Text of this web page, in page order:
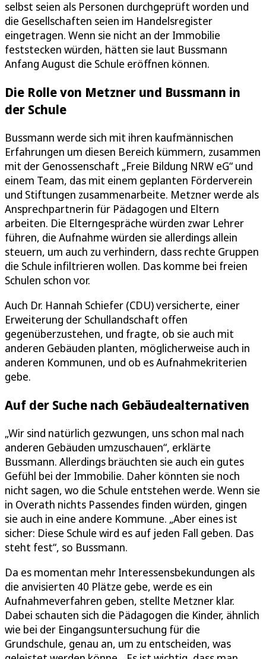
selbst seien als Personen durchgeprüft worden und
die Gesellschaften seien im Handelsregister
eingetragen. Wenn sie nicht an der Immobilie
feststecken würden, hätten sie laut Bussmann
Anfang August die Schule eröffnen können.
Die Rolle von Metzner und Bussmann in
der Schule
Bussmann werde sich mit ihren kaufmännischen
Erfahrungen um diesen Bereich kümmern, zusammen
mit der Genossenschaft „Freie Bildung NRW eG“ und
einem Team, das mit einem geplanten Förderverein
und Stiftungen zusammenarbeite. Metzner werde als
Ansprechpartnerin für Pädagogen und Eltern
arbeiten. Die Elterngespräche würden zwar Lehrer
führen, die Aufnahme würden sie allerdings allein
steuern, um auch zu verhindern, dass rechte Gruppen
die Schule infiltrieren wollen. Das komme bei freien
Schulen schon vor.
Auch Dr. Hannah Schiefer (CDU) versicherte, einer
Erweiterung der Schullandschaft offen
gegenüberzustehen, und fragte, ob sie auch mit
anderen Gebäuden planten, möglicherweise auch in
anderen Kommunen, und ob es Aufnahmekriterien
gebe.
Auf der Suche nach Gebäudealternativen
„Wir sind natürlich gezwungen, uns schon mal nach
anderen Gebäuden umzuschauen“, erklärte
Bussmann. Allerdings bräuchten sie auch ein gutes
Gefühl bei der Immobilie. Daher könnten sie noch
nicht sagen, wo die Schule entstehen werde. Wenn sie
in Overath nichts Passendes finden würden, gingen
sie auch in eine andere Kommune. „Aber eines ist
sicher: Diese Schule wird es auf jeden Fall geben. Das
steht fest“, so Bussmann.
Da es momentan mehr Interessensbekundungen als
die anvisierten 40 Plätze gebe, werde es ein
Aufnahmeverfahren geben, stellte Metzner klar.
Dabei schauten sich die Pädagogen die Kinder, ähnlich
wie bei der Eingangsuntersuchung für die
Grundschule, genau an, um zu entscheiden, was